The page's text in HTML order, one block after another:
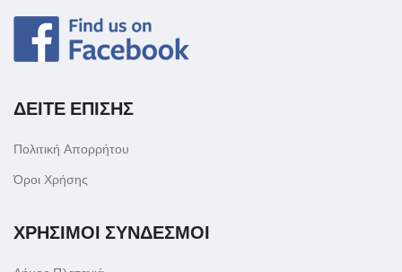
ΔΕΙΤΕ ΕΠΙΣΗΣ
Πολιτική Απορρήτου
Όροι Χρήσης
ΧΡΗΣΙΜΟΙ ΣΥΝΔΕΣΜΟΙ